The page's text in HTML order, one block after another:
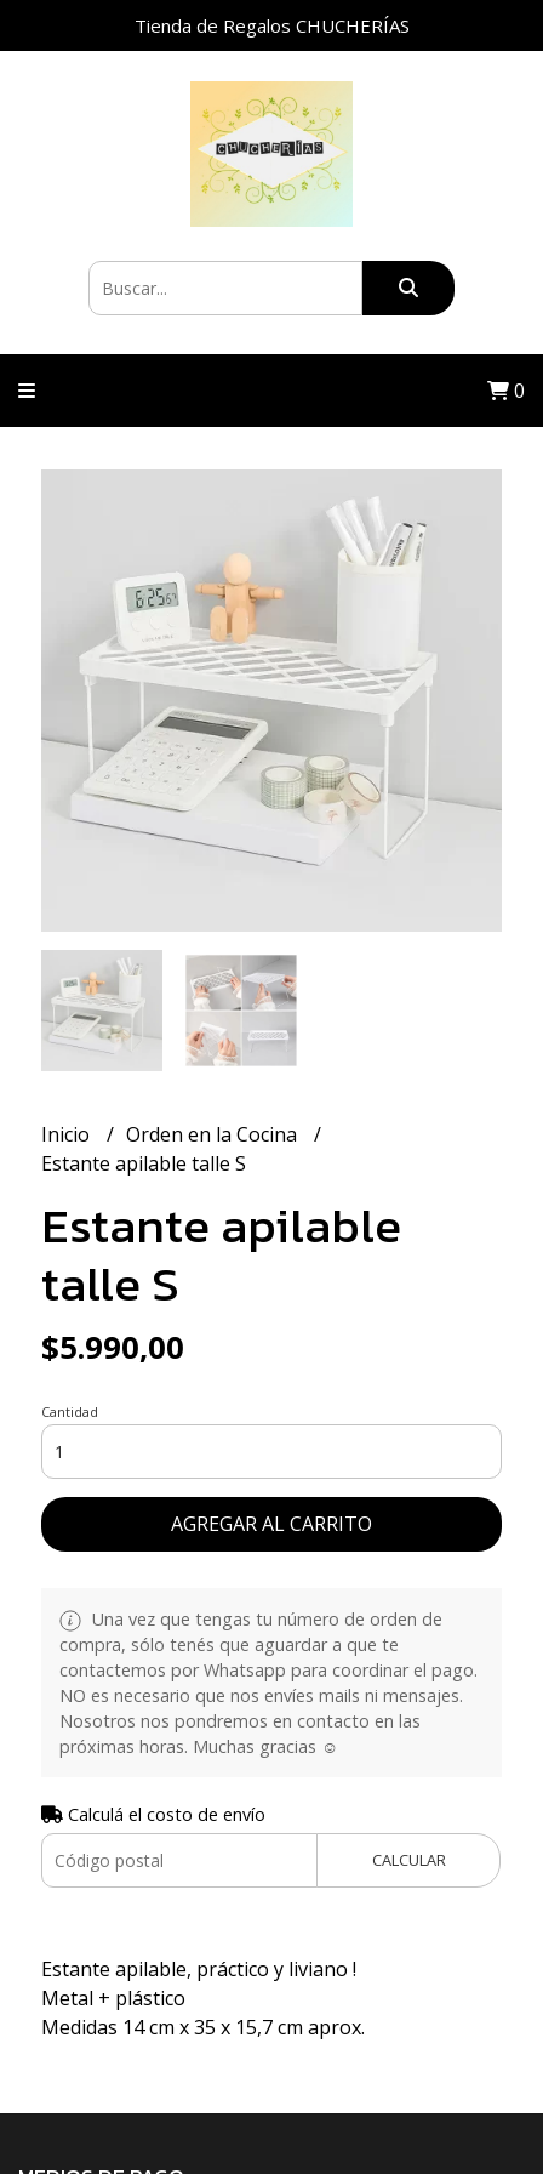
Tienda de Regalos CHUCHERÍAS
0
Inicio
Orden en la Cocina
Estante apilable talle S
Estante apilable
talle S
$5.990,00
Cantidad
AGREGAR AL CARRITO
Una vez que tengas tu número de orden de
compra, sólo tenés que aguardar a que te
contactemos por Whatsapp para coordinar el pago.
NO es necesario que nos envíes mails ni mensajes.
Nosotros nos pondremos en contacto en las
próximas horas. Muchas gracias ☺️
Calculá el costo de envío
CALCULAR
Estante apilable, práctico y liviano !
Metal + plástico
Medidas 14 cm x 35 x 15,7 cm aprox.